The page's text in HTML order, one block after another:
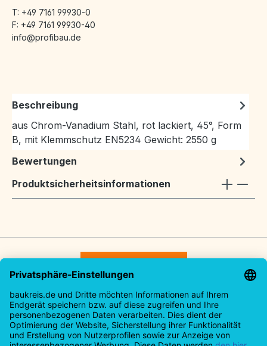
T: +49 7161 99930-0
F: +49 7161 99930-40
info@profibau.de
Beschreibung
aus Chrom-Vanadium Stahl, rot lackiert, 45°, Form
B, mit Klemmschutz EN5234 Gewicht: 2550 g
Bewertungen
Produktsicherheitsinformationen
Service-Hotline
Rechtliches